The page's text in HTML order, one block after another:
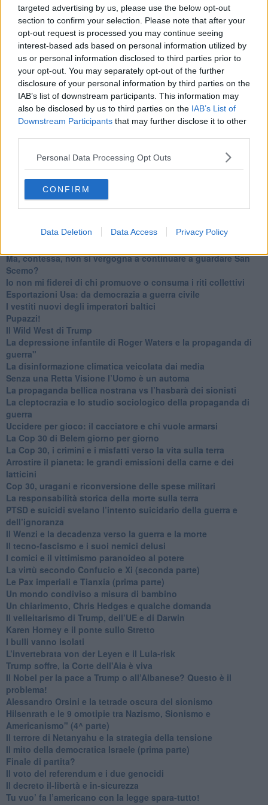
targeted advertising by us, please use the below opt-out
section to confirm your selection. Please note that after your
opt-out request is processed you may continue seeing
interest-based ads based on personal information utilized by
us or personal information disclosed to third parties prior to
your opt-out. You may separately opt-out of the further
disclosure of your personal information by third parties on the
IAB’s list of downstream participants. This information may
also be disclosed by us to third parties on the IAB’s List of
Downstream Participants that may further disclose it to other
Personal Data Processing Opt Outs
CONFIRM
Data Deletion Data Access Privacy Policy
​Tutti morimmo a stento (1)
IL CORRIDOIO BLU il resoconto del convegno
Un manuale essenziale per seguire il CORRIDOIO BLU
Il corridoio blu
​Il cronoprogramma ottimale verso il full electric sui traghetti
​I costi dell’adeguamento al cold ironing
Alcune domande da esordiente agli esperti che decidono le
sorti dell’Elba
Verso il full electric a gestione pubblica dei traghetti​
​La Scienza dei Cittadini e i Cittadini per l’Aria
Trump e le sue guerre contro i deboli e contro la terra
​Le furbate elettorali della Meloni e la testardaggine
​Date loro l’Oscar al posto del Nobel per la Pace
L'umanizzazione dell'economia e della politica
​Dopo il diluvio dei NO: un patto intergenerazionale
​Un grandioso NO ai falchi teocratici e ai loro vassalli
La religione è la cocaina dei potenti
L’italiano vero e la paura che al referendum vinca il No
​Ma, contessa, non si vergogna a continuare a guardare San
Scemo?
​Io non mi fiderei di chi promuove o consuma i riti collettivi
Esportazioni Usa: da democrazia a guerra civile
​I vestiti nuovi degli imperatori baltici
​Pupazzi!
​Il Wild West di Trump
​La depressione infantile di Roger Waters e la propaganda di
guerra"
​La disinformazione climatica veicolata dai media
Senza una Retta Visione l’Uomo è un automa
​La propaganda bellica nostrana vs l’hasbarà dei sionisti
​La cleptocrazia e lo studio sociologico della propaganda di
guerra
​Uccidere per gioco: il cacciatore e chi vuole armarsi
​La Cop 30 di Belem giorno per giorno
La Cop 30, i crimini e i misfatti verso la vita sulla terra
Arrostire il pianeta: le grandi emissioni della carne e dei
latticini
​Cop 30, uragani e riconversione delle spese militari
La responsabilità storica della morte sulla terra
PTSD e suicidi svelano l’intento suicidario della guerra e
dell’ignoranza
Il Wenzi e la decadenza verso la guerra e la morte
​Il tecno-fascismo e i suoi nemici delusi
​I comici e il vittimismo paranoideo al potere
​La virtù secondo Confucio e Xi (seconda parte)
Le Pax imperiali e Tianxia (prima parte)
Un mondo condiviso a misura di bambino
​Un chiarimento, Chris Hedges e qualche domanda
Il velleitarismo di Trump, dell’UE e di Darwin
​Karen Horney e il ponte sullo Stretto
​I bulli vanno isolati
L’invertebrata von der Leyen e il Lula-risk
Trump soffre, la Corte dell'Aia è viva
​Il Nobel per la pace a Trump o all’Albanese? Questo è il
problema!
​Alessandro Orsini e la tetrade oscura del sionismo
​Hilsenrath e le 9 omotipie tra Nazismo, Sionismo e
Americanismo" (4^ parte)
​Il terrore di Netanyahu e la strategia della tensione
Il mito della democratica Israele (prima parte)
​Finale di partita?
​Il voto del referendum e i due genocidi
Il decreto il-libertà e in-sicurezza
Tu vuo’ fa l’americano con la legge spara-tutto!